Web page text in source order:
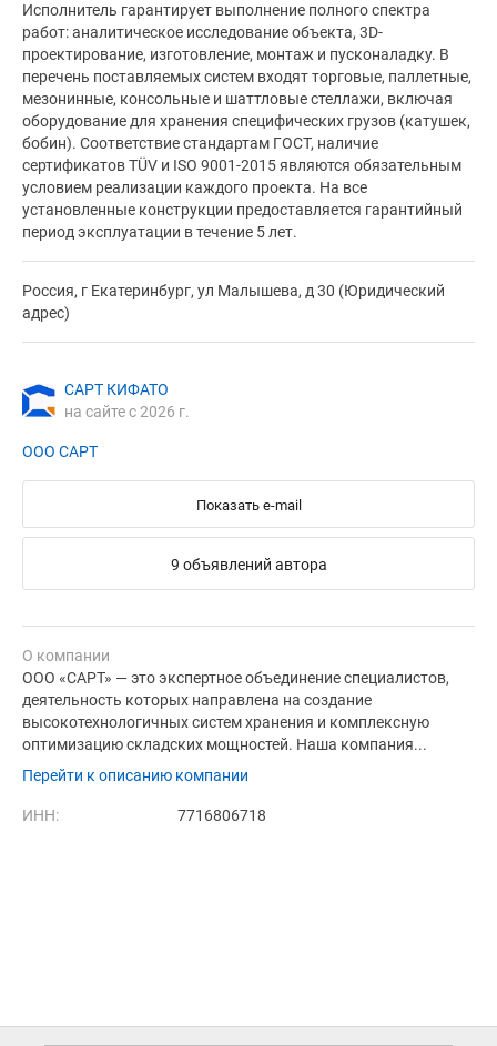
Исполнитель гарантирует выполнение полного спектра
работ: аналитическое исследование объекта, 3D-
проектирование, изготовление, монтаж и пусконаладку. В
перечень поставляемых систем входят торговые, паллетные,
мезонинные, консольные и шаттловые стеллажи, включая
оборудование для хранения специфических грузов (катушек,
бобин). Соответствие стандартам ГОСТ, наличие
сертификатов TÜV и ISO 9001-2015 являются обязательным
условием реализации каждого проекта. На все
установленные конструкции предоставляется гарантийный
период эксплуатации в течение 5 лет.
Россия, г Екатеринбург, ул Малышева, д 30 (Юридический
адрес)
САРТ КИФАТО
на сайте с 2026 г.
ООО САРТ
Показать e-mail
9 объявлений автора
О компании
ООО «САРТ» — это экспертное объединение специалистов,
деятельность которых направлена на создание
высокотехнологичных систем хранения и комплексную
оптимизацию складских мощностей. Наша компания...
Перейти к описанию компании
ИНН: 7716806718